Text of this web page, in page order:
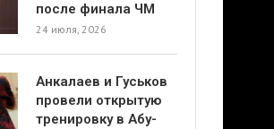
после финала ЧМ
24 июля, 2026
Анкалаев и Гуськов
провели открытую
тренировку в Абу-